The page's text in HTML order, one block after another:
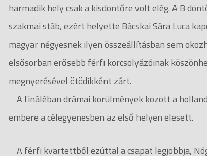
harmadik hely csak a kisdöntőre volt elég. A B
szakmai stáb, ezért helyette Bácskai Sára Luca
magyar négyesnek ilyen összeállításban sem
elsősorban erősebb férfi korcsolyázóinak
megnyerésével ötödikként zárt.
A fináléban drámai körülmények között a
embere a célegyenesben az első helyen elesett.
A férfi kvartettből ezúttal a csapat legjobbja,